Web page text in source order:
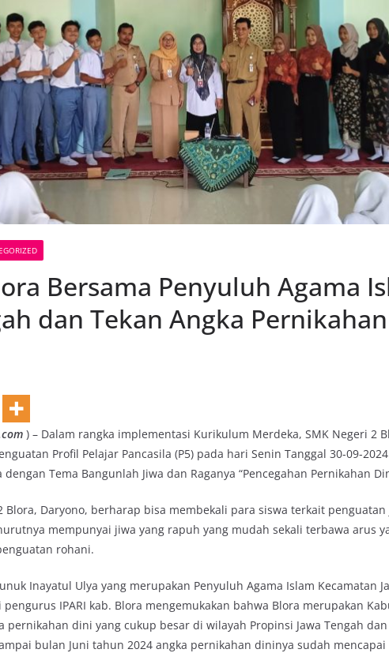
Bersama Penyuluh Agama
dan Tekan Angka
) – Dalam rangka implementasi Kurikulum Merdeka, SMK Negeri 2
Profil Pelajar Pancasila (P5) pada hari Senin Tanggal 30-09-
Tema Bangunlah Jiwa dan Raganya “Pencegahan Pernikahan
Blora, Daryono, berharap bisa membekali para siswa terkait
mempunyai jiwa yang rapuh yang mudah sekali terbawa arus
rohani.
Inayatul Ulya yang merupakan Penyuluh Agama Islam Kecamatan
pengurus IPARI kab. Blora mengemukakan bahwa Blora merupakan
pernikahan dini yang cukup besar di wilayah Propinsi Jawa Tengah
bulan Juni tahun 2024 angka pernikahan dininya sudah mencapai